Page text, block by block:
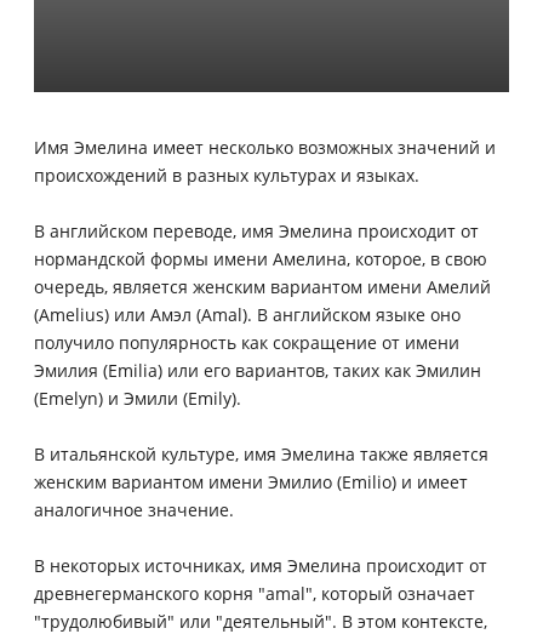
Имя Эмелина имеет несколько возможных значений и
происхождений в разных культурах и языках.
В английском переводе, имя Эмелина происходит от
нормандской формы имени Амелина, которое, в свою
очередь, является женским вариантом имени Амелий
(Amelius) или Амэл (Amal). В английском языке оно
получило популярность как сокращение от имени
Эмилия (Emilia) или его вариантов, таких как Эмилин
(Emelyn) и Эмили (Emily).
В итальянской культуре, имя Эмелина также является
женским вариантом имени Эмилио (Emilio) и имеет
аналогичное значение.
В некоторых источниках, имя Эмелина происходит от
древнегерманского корня "amal", который означает
"трудолюбивый" или "деятельный". В этом контексте,